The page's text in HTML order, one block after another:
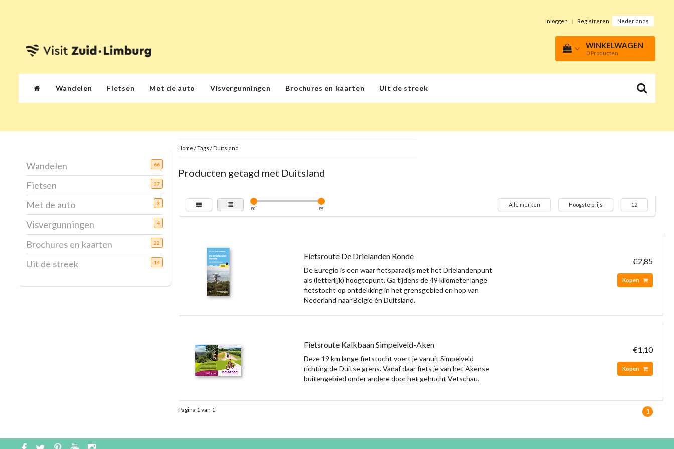
Inloggen | Registreren Nederlands
WINKELWAGEN
0 Producten
Wandelen Fietsen Met de auto Visvergunningen Brochures en kaarten Uit de streek
Wandelen 66
Fietsen 37
Met de auto 3
Visvergunningen 4
Brochures en kaarten 22
Uit de streek 14
Home /Tags / Duitsland
Producten getagd met Duitsland
€0 €5
Alle merken Hoogste prijs 12
Fietsroute De Drielanden Ronde
De Euregio is een waar fietsparadijs met het Drielandenpunt
als (letterlijk) hoogtepunt. Ga tijdens de 49 kilometer lange
fietstocht op ontdekking in het grensgebied en hop van
Nederland naar België én Duitsland.
€2,85
Kopen
Fietsroute Kalkbaan Simpelveld-Aken
Deze 19 km lange fietstocht voert je vanuit Simpelveld
richting de Duitse grens. Vanaf daar fiets je van het Akense
buitengebied onder andere door het gehucht Vetschau.
€1,10
Kopen
Pagina 1 van 1 1